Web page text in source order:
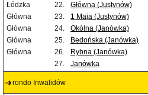
Łódzka
22.
Główna (Justynów)
Główna
23.
1 Maja (Justynów)
Główna
24.
Okólna (Janówka)
Główna
25.
Bedońska (Janówka)
Główna
26.
Rybna (Janówka)
27.
Janówka
rondo Inwalidów